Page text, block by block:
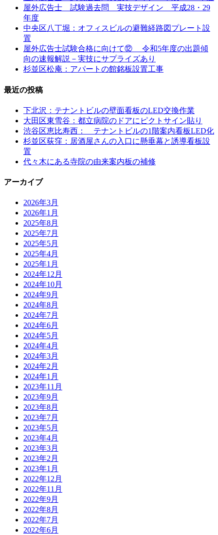
屋外広告士 試験過去問 実技デザイン 平成28・29
年度
中央区八丁堀：オフィスビルの避難経路図プレート設
置
屋外広告士試験合格に向けて⑫ 令和5年度の出題傾
向の速報解説－実技にサプライズあり
杉並区松庵：アパートの館銘板設置工事
最近の投稿
下北沢：テナントビルの壁面看板のLED交換作業
大田区東雪谷：都立病院のドアにピクトサイン貼り
渋谷区恵比寿西： テナントビルの1階案内看板LED化
杉並区荻窪：居酒屋さんの入口に懸垂幕と誘導看板設
置
代々木にある寺院の由来案内板の補修
アーカイブ
2026年3月
2026年1月
2025年8月
2025年7月
2025年5月
2025年4月
2025年1月
2024年12月
2024年10月
2024年9月
2024年8月
2024年7月
2024年6月
2024年5月
2024年4月
2024年3月
2024年2月
2024年1月
2023年11月
2023年9月
2023年8月
2023年7月
2023年5月
2023年4月
2023年3月
2023年2月
2023年1月
2022年12月
2022年11月
2022年9月
2022年8月
2022年7月
2022年6月